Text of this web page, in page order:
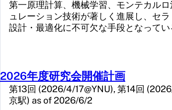
第一原理計算、機械学習、モンテカル
ュレーション技術が著しく進展し、セ
設計・最適化に不可欠な手段となって
2026年度研究会開催計画
第13回 (2026/4/17@YNU), 第14回
京駅) as of 2026/6/2